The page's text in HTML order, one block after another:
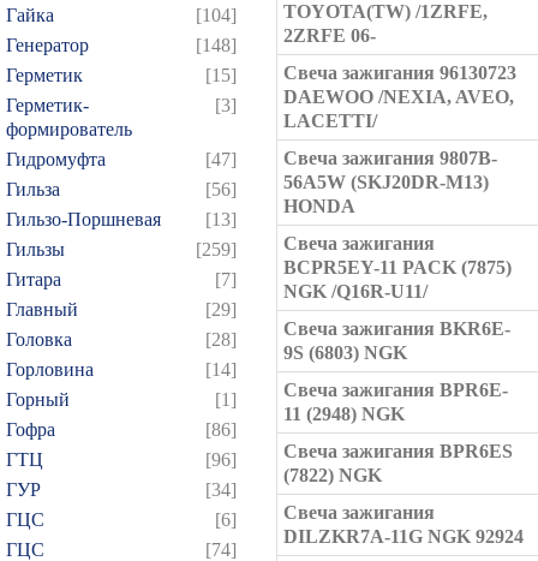
Гайка
[104]
Генератор
[148]
Герметик
[15]
Герметик-
формирователь
[3]
Гидромуфта
[47]
Гильза
[56]
Гильзо-Поршневая
[13]
Гильзы
[259]
Гитара
[7]
Главный
[29]
Головка
[28]
Горловина
[14]
Горный
[1]
Гофра
[86]
ГТЦ
[96]
ГУР
[34]
ГЦC
[6]
ГЦС
[74]
TOYOTA(TW) /1ZRFE,
2ZRFE 06-
Свеча зажигания 96130723
DAEWOO /NEXIA, AVEO,
LACETTI/
Свеча зажигания 9807B-
56A5W (SKJ20DR-M13)
HONDA
Свеча зажигания
BCPR5EY-11 PACK (7875)
NGK /Q16R-U11/
Свеча зажигания BKR6E-
9S (6803) NGK
Свеча зажигания BPR6E-
11 (2948) NGK
Свеча зажигания BPR6ES
(7822) NGK
Свеча зажигания
DILZKR7A-11G NGK 92924